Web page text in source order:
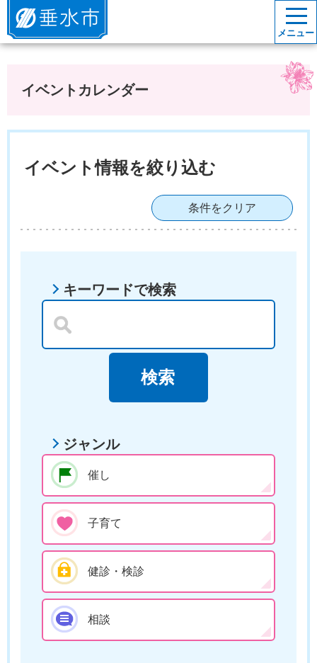
垂水市
メニュー
イベントカレンダー
イベント情報を絞り込む
条件をクリア
キーワードで検索
ジャンル
催し
子育て
健診・検診
相談